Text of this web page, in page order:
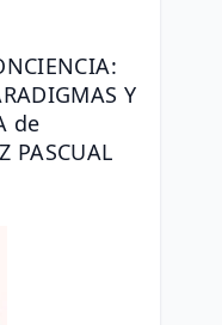
Y
de
PASCUAL